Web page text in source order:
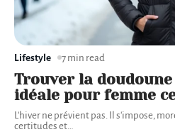
Trouver la
idéale pour femme
L'hiver ne prévient pas. Il s'impose,
certitudes et
Lifestyle 7 min read